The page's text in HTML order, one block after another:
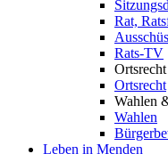
Rat,
Rats-TV
Ortsrecht
Wahlen
Wahlen
Leben in Menden